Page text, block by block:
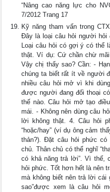
“Nâng cao năng lực cho
7/2012 Trang 17
Kỹ năng tham vấn trong
Đây là loại câu hỏi người
Loại câu hỏi có gợi ý có thể
thật. Ví dụ: Cứ chần chừ
Vậy chị thấy sao? Cần: -
chúng ta biết rất ít về người
nhiều câu hỏi mở vì khi
được người đang đối thoại
thế nào. Câu hỏi mở tạo
mái. - Không nên dùng câu
lời không thật. 4. Câu hỏi
“hoặc/hay” (ví dụ ông cảm
thản?). Đặt câu hỏi phức
chủ. Thân chủ có thể nghĩ
có khả năng trả lời”. Vì thế,
hỏi phức. Tốt hơn hết là nên
mà không biết nên trả lời cái
sao”được xem là câu hỏi